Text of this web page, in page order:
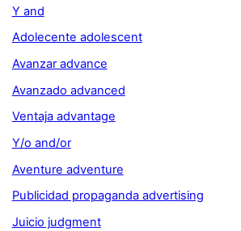
Y and
Adolecente adolescent
Avanzar advance
Avanzado advanced
Ventaja advantage
Y/o and/or
Aventure adventure
Publicidad propaganda advertising
Juicio judgment